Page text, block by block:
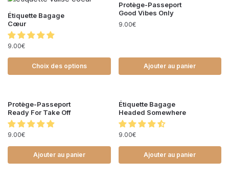
Étiquette Bagage
Cœur
9.00€
Choix des options
Protège-Passeport
Good Vibes Only
9.00€
Ajouter au panier
Protège-Passeport
Ready For Take Off
9.00€
Ajouter au panier
Étiquette Bagage
Headed Somewhere
9.00€
Ajouter au panier